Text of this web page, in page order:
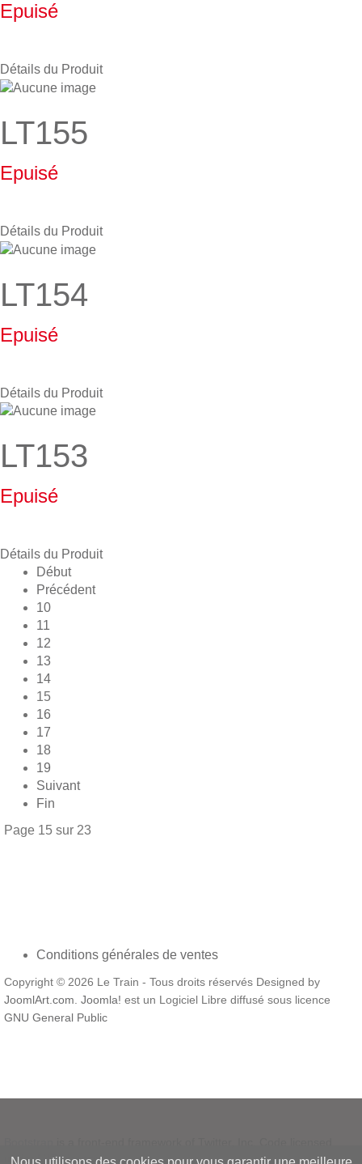
Epuisé
Détails du Produit
LT155
Epuisé
Détails du Produit
LT154
Epuisé
Détails du Produit
LT153
Epuisé
Détails du Produit
Début
Précédent
10
11
12
13
14
15
16
17
18
19
Suivant
Fin
Page 15 sur 23
Conditions générales de ventes
Copyright © 2026 Le Train - Tous droits réservés Designed by
JoomlArt.com. Joomla! est un Logiciel Libre diffusé sous licence
GNU General Public
underMIT License.